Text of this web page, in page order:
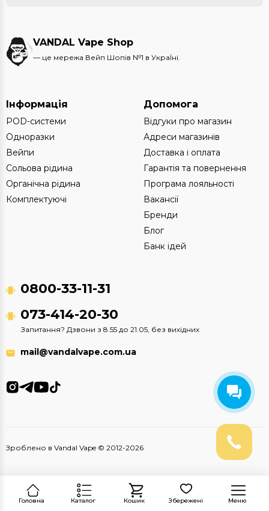
Головна Каталог Кошик Збережені Меню
VANDAL Vape Shop
— це мережа Вейп Шопів №1 в УкраЇні.
Інформація
POD-системи
Одноразки
Вейпи
Сольова рідина
Органічна рідина
Комплектуючі
Допомога
Відгуки про магазин
Адреси магазинів
Доставка і оплата
Гарантія та повернення
Програма лояльності
Вакансії
Бренди
Блог
Банк ідей
0800-33-11-31
073-414-20-30
Запитання? Дзвони з 8.55 до 21.05, без вихідних
mail@vandalvape.com.ua
Зроблено в Vandal Vape © 2012-2026